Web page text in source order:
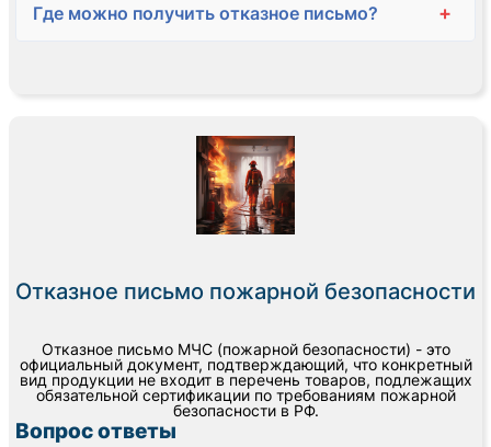
Где можно получить отказное письмо? +
Отказное письмо пожарной безопасности
Отказное письмо МЧС (пожарной безопасности) - это
официальный документ, подтверждающий, что конкретный
вид продукции не входит в перечень товаров, подлежащих
обязательной сертификации по требованиям пожарной
безопасности в РФ.
Вопрос ответы